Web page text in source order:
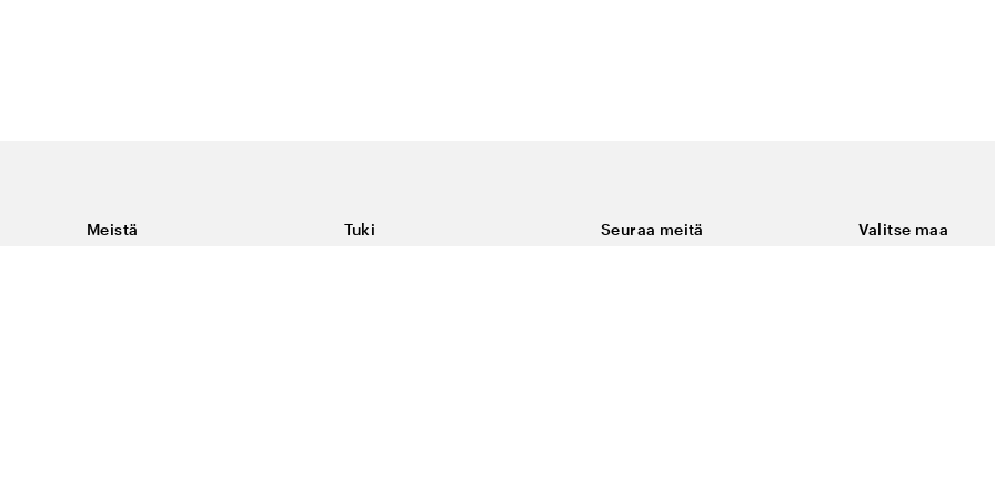
Meistä Tuki Seuraa meitä Valitse maa